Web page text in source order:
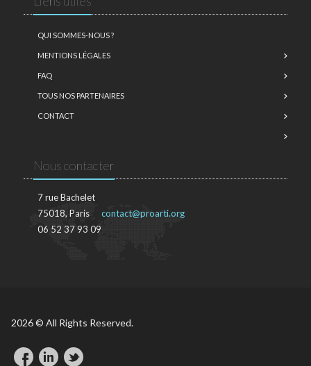
QUI SOMMES-NOUS ?
MENTIONS LÉGALES
FAQ
TOUS NOS PARTENAIRES
CONTACT
Nous contacter
7 rue Bachelet
75018, Paris
06 52 37 93 09
contact@proarti.org
2026 © All Rights Reserved.